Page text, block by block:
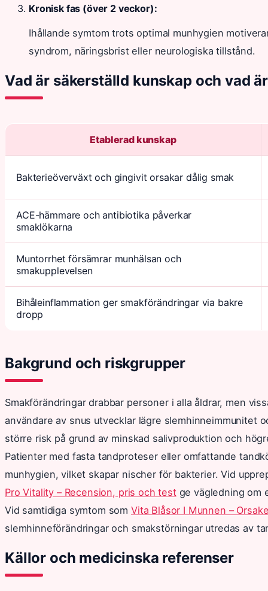
Kronisk fas (över 2 veckor):
Ihållande symtom trots optimal munhygien
syndrom, näringsbrist eller neurologiska tillstånd.
Vad är säkerställd kunskap och vad
Etablerad kunskap
Bakterieöverväxt och gingivit orsakar dålig smak
ACE-hämmare och antibiotika påverkar
smaklökarna
Muntorrhet försämrar munhälsan och
smakupplevelsen
Bihåleinflammation ger smakförändringar via bakre
dropp
Bakgrund och riskgrupper
Smakförändringar drabbar personer i alla åldrar, men
användare av snus utvecklar lägre slemhinneimmunitet
större risk på grund av minskad salivproduktion och
Patienter med fasta tandproteser eller omfattande
munhygien, vilket skapar nischer för bakterier. Vid
Pro Vitality – Recension, pris och testge vägledning om
Vid samtidiga symtom som Vita Blåsor I Munnen –
slemhinneförändringar och smakstörningar utredas av
Källor och medicinska referenser